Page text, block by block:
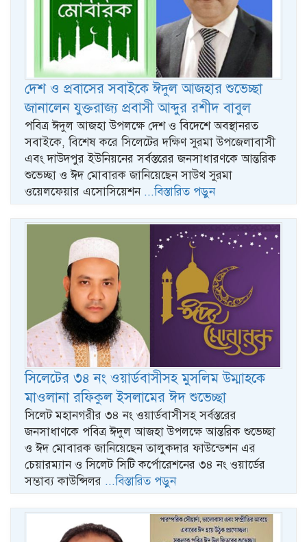
দেশ ও প্রবাসের সবাইকে ঈদুল আজহার শুভেচ্ছা
জানালেন যুক্তরাজ্য প্রবাসী আব্দুর রশীদ বাবুল
পবিত্র ঈদুল আজহা উপলক্ষে দেশ ও বিদেশে অবস্থানরত
সবাইকে, বিশেষ করে সিলেটের দক্ষিণ সুরমা উপজেলাবাসী
এবং দাউদপুর ইউনিয়নের সর্বস্তরের জনসাধারণকে আন্তরিক
শুভেচ্ছা ও ঈদ মোবারক জানিয়েছেন সাউথ সুরমা
ওয়েলফেয়ার এসোসিয়েশন ...বিস্তারিত পড়ুন
সিলেটের ৩৪ নং ওয়ার্ডবাসীসহ মুসলিম উম্মাহকে
মাওলানা রফিকুল ইসলামের ঈদ শুভেচ্ছা
সিলেট মহানগরীর ৩৪ নং ওয়ার্ডবাসীসহ সর্বস্তরের
জনসাধাণকে পবিত্র ঈদুল আজহা উপলক্ষে আন্তরিক শুভেচ্ছা
ও ঈদ মোবারক জানিয়েছেন তালুকদার ফাউন্ডেশন এর
চেয়ারম্যান ও সিলেট সিটি কর্পোরেশনের ৩৪ নং ওয়ার্ডের
সম্ভাব্য কাউন্সিলর ...বিস্তারিত পড়ুন